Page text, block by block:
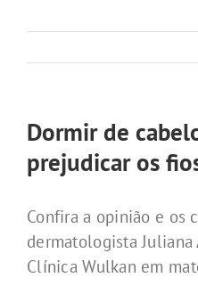
Dormir de
prejudicar os
Confira a opinião e os
dermatologista
Clínica Wulkan em